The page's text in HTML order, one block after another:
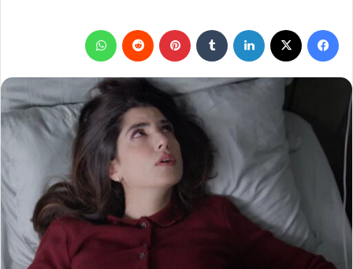
فيسبوك لينكدإن بينتيريست